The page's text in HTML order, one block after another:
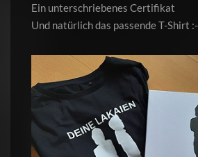
Ein unterschriebenes Certifikat
Und natürlich das passende T-Shirt